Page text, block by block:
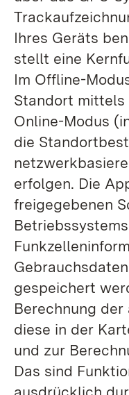
Ihres Geräts
stellt eine
Im Offline-
Standort mittels
Online-Modus
die
erfolgen. Die
freigegebenen
gespeichert
Berechnung
diese in der
und zur
Das sind